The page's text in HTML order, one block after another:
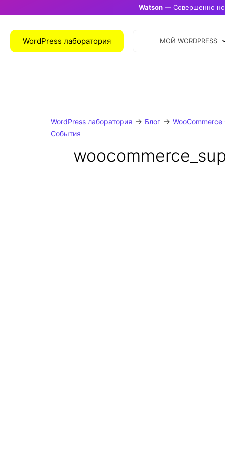
Watson — Совершенно
WordPress лаборатория МОЙ WORDPRESS
WordPress лаборатория → Блог→
События